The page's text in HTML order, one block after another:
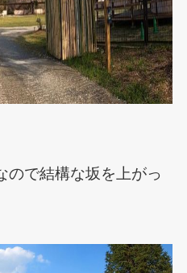
ので結構な坂を上がっ